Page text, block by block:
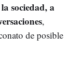
sociedad, a
,
de posible